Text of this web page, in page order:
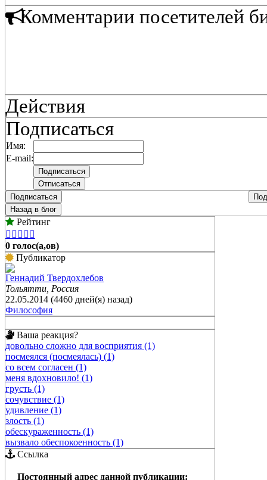
Комментарии посетителей
Действия
Подписаться
Имя:
E-mail:
Подписаться
Назад в блог
Рейтинг
    
0 голос(а,ов)
Публикатор
Геннадий Твердохлебов
Тольятти, Россия
22.05.2014 (4460 дней(я) назад)
Философия
Ваша реакция?
довольно сложно для восприятия (1)
посмеялся (посмеялась) (1)
со всем согласен (1)
меня вдохновило! (1)
грусть (1)
сочувствие (1)
удивление (1)
злость (1)
обескураженность (1)
вызвало обеспокоенность (1)
Ссылка
Постоянный адрес данной публикации: